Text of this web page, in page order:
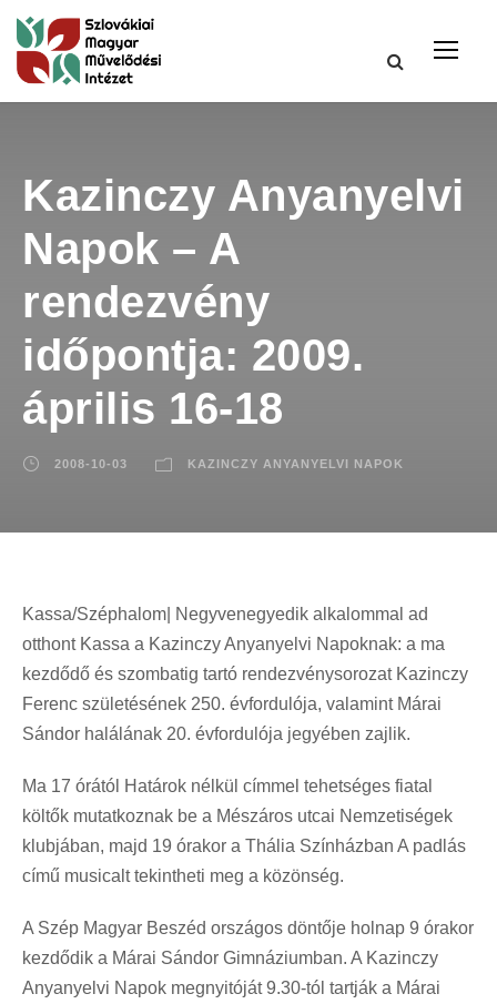
Kazinczy Anyanyelvi
Napok – A
rendezvény
időpontja: 2009.
április 16-18
2008-10-03 KAZINCZY ANYANYELVI NAPOK
Kassa/Széphalom| Negyvenegyedik alkalommal ad
otthont Kassa a Kazinczy Anyanyelvi Napoknak: a ma
kezdődő és szombatig tartó rendezvénysorozat Kazinczy
Ferenc születésének 250. évfordulója, valamint Márai
Sándor halálának 20. évfordulója jegyében zajlik.
Ma 17 órától Határok nélkül címmel tehetséges fiatal
költők mutatkoznak be a Mészáros utcai Nemzetiségek
klubjában, majd 19 órakor a Thália Színházban A padlás
című musicalt tekintheti meg a közönség.
A Szép Magyar Beszéd országos döntője holnap 9 órakor
kezdődik a Márai Sándor Gimnáziumban. A Kazinczy
Anyanyelvi Napok megnyitóját 9.30-tól tartják a Márai